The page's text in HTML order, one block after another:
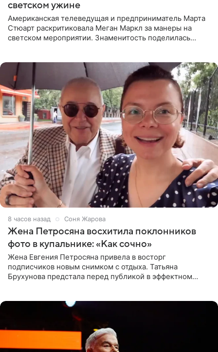
светском ужине
Американская телеведущая и предприниматель Марта
Стюарт раскритиковала Меган Маркл за манеры на
светском мероприятии. Знаменитость поделилась
8 часов назад Соня Жарова
Жена Петросяна восхитила поклонников
фото в купальнике: «Как сочно»
Жена Евгения Петросяна привела в восторг
подписчиков новым снимком с отдыха. Татьяна
Брухунова предстала перед публикой в эффектном